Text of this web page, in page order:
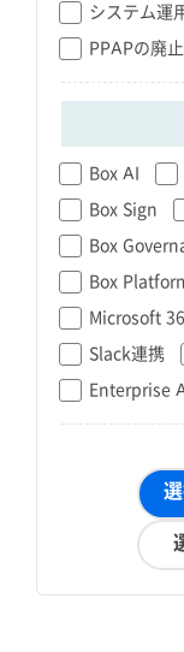
システム運
PPAPの廃止
Box AI
Box Sign
Box
Box
Microsoft
Slack連携
Enterprise